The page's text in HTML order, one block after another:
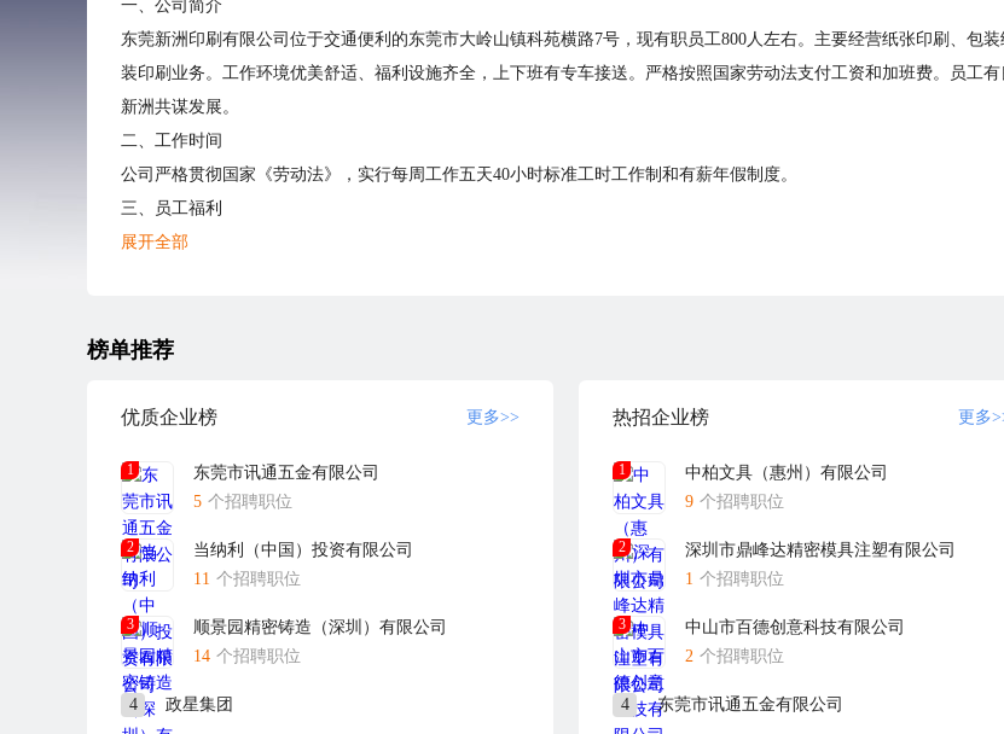
一、公司简介
东莞新洲印刷有限公司位于交通便利的东莞市大岭山镇科苑横路7号，现有职员工800人左右。主要经营纸张印刷、包
装印刷业务。工作环境优美舒适、福利设施齐全，上下班有专车接送。严格按照国家劳动法支付工资和加班费。员工
新洲共谋发展。
二、工作时间
公司严格贯彻国家《劳动法》，实行每周工作五天40小时标准工时工作制和有薪年假制度。
三、员工福利
有薪假期：
3、婚假：正式员工享有3天有薪婚假；
5、丧假：正式员工直系亲属过世可申请3天有薪假；
培训发展
为员工提供良好的培训、晋升机会与发展空间。
社会保险
公司为员工参加工伤、医疗、养老、失业等保险。
四、工资发放：
公司每月25日左右发放上月工资。
五、联系方式
甲、公司地址：东莞市大岭山镇科苑横路7号
展开全部
榜单推荐
优质企业榜 更多>>
1
东莞市讯通五金有限公司
5 个招聘职位
2
当纳利（中国）投资有限公司
11 个招聘职位
3
顺景园精密铸造（深圳）有限公司
14 个招聘职位
4 政星集团
热招企业榜 更多
1
中柏文具（惠州）有限公司
9 个招聘职位
2
深圳市鼎峰达精密模具注塑有限公司
1 个招聘职位
3
中山市百德创意科技有限公司
2 个招聘职位
4 东莞市讯通五金有限公司